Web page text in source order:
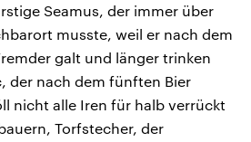
Seamus, der immer über
musste, weil er nach dem
galt und länger trinken
der nach dem fünften Bier
nicht alle Iren für halb verrückt
Torfstecher, der